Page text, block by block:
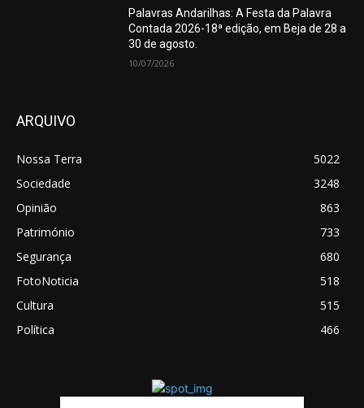
Palavras Andarilhas: A Festa da Palavra
Contada 2026-18ª edição, em Beja de 28 a
30 de agosto.
10/07/2026
ARQUIVO
Nossa Terra
5022
Sociedade
3248
Opinião
863
Património
733
Segurança
680
FotoNoticia
518
Cultura
515
Política
466